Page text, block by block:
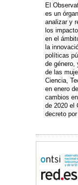
El
es un
analizar y
los
en el
la
políticas
de género,
de las
Ciencia,
en enero
cambios
de 2020 el
decreto